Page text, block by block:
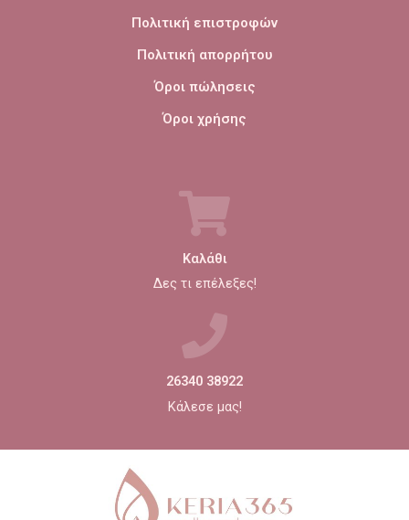
Πολιτική επιστροφών
Πολιτική απορρήτου
Όροι πώλησεις
Όροι χρήσης
Καλάθι
Δες τι επέλεξες!
26340 38922
Κάλεσε μας!